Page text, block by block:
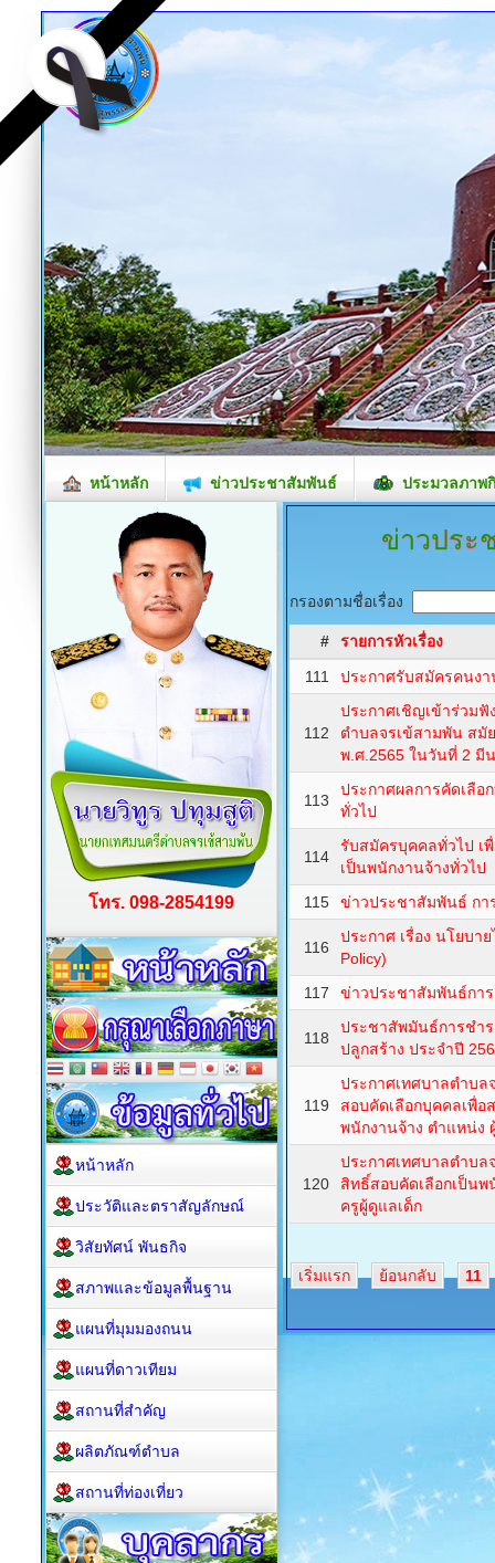
หน้าหลัก ข่าวประชาสัมพันธ์ ประมวลภาพ
ข่าวประ
กรองตามชื่อเรื่อง
#
รายการหัวเรื่อง
111
ประกาศรับสมัครคนง
112
ประกาศเชิญเข้าร่วมฟั
ตำบลจรเข้สามพัน สมั
พ.ศ.2565 ในวันที่ 2 มี
113
ประกาศผลการคัดเลือ
ทั่วไป
114
รับสมัครบุคคลทั่วไป เ
เป็นพนักงานจ้างทั่วไป
115
ข่าวประชาสัมพันธ์ กา
116
ประกาศ เรื่อง นโยบา
Policy)
117
ข่าวประชาสัมพันธ์กา
118
ประชาสัพมันธ์การชำ
ปลูกสร้าง ประจำปี
119
ประกาศเทศบาลตำบล
สอบคัดเลือกบุคคลเพื่อ
พนักงานจ้าง ตำแหน่ง
120
ประกาศเทศบาลตำบล
สิทธิ์สอบคัดเลือกเป็น
ครูผู้ดูแลเด็ก
เริ่มแรก ย้อนกลับ 11
โทร. 098-2854199
หน้าหลัก
ประวัติและตราสัญลักษณ์
วิสัยทัศน์ พันธกิจ
สภาพและข้อมูลพื้นฐาน
แผนที่มุมมองถนน
แผนที่ดาวเทียม
สถานที่สำคัญ
ผลิตภัณฑ์ตำบล
สถานที่ท่องเที่ยว